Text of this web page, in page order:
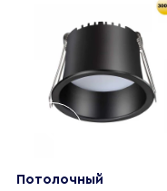
Потолочный